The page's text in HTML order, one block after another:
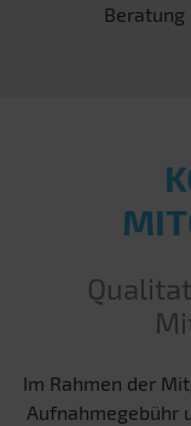
Beratung
Im Rahmen der
Aufnahmegebühr